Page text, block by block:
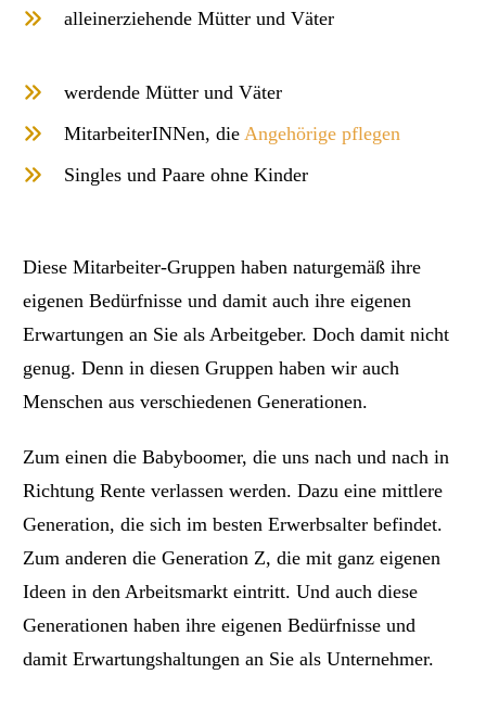
alleinerziehende Mütter und Väter
werdende Mütter und Väter
MitarbeiterINNen, die Angehörige pflegen
Singles und Paare ohne Kinder
Diese Mitarbeiter-Gruppen haben naturgemäß ihre
eigenen Bedürfnisse und damit auch ihre eigenen
Erwartungen an Sie als Arbeitgeber. Doch damit nicht
genug. Denn in diesen Gruppen haben wir auch
Menschen aus verschiedenen Generationen.
Zum einen die Babyboomer, die uns nach und nach in
Richtung Rente verlassen werden. Dazu eine mittlere
Generation, die sich im besten Erwerbsalter befindet.
Zum anderen die Generation Z, die mit ganz eigenen
Ideen in den Arbeitsmarkt eintritt. Und auch diese
Generationen haben ihre eigenen Bedürfnisse und
damit Erwartungshaltungen an Sie als Unternehmer.